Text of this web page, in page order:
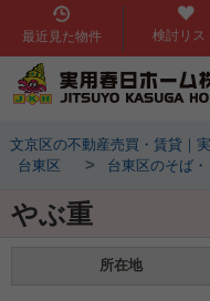
最近見た物件 検討リス
文京区の不動産売買・賃貸｜
台東区 > 台東区のそば
やぶ重
所在地